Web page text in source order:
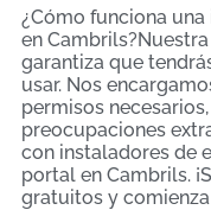
¿Cómo funciona una
en
garantiza que
usar. Nos
permisos
preocupaciones
con instaladores de
portal en Cambrils.
gratuitos y